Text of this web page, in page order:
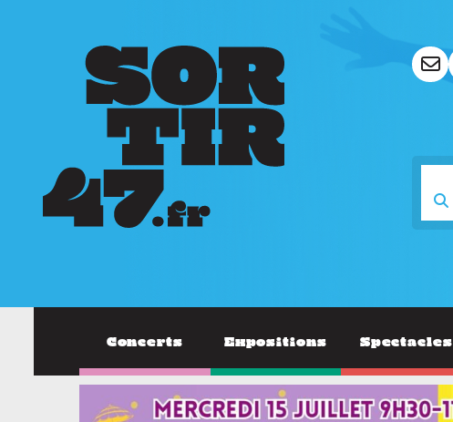
Concerts Expositions Spectacles